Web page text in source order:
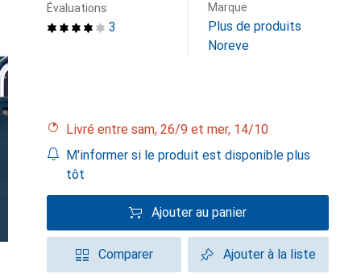
3
Évaluations Marque
Plus de produits
Noreve
Livré entre sam, 26/9 et mer, 14/10
M'informer si le produit est disponible plus
tôt
Ajouter au panier
Comparer Ajouter à la liste